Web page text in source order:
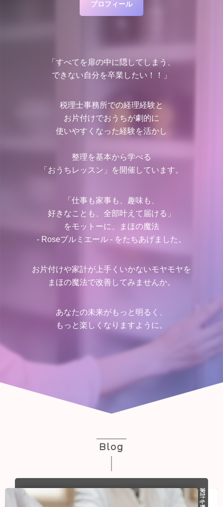
プロフィール
「すべてを扉の中に隠してしまう、
できない自分を卒業したい！！」
税理士事務所での経理経験と
お片付けでおうちが劇的に
使いやすくなった経験を活かし
整理を基本から学べる
「おうちレッスン」を開催しています。
「仕事も家事も、趣味も、
好きなことも、全部叶えて届ける」
をモットーに、まほの魔法
- Roseプルミエール - をたちあげました。
お片付けや家計が上手くいかないモヤモヤを
まほの魔法で改善してみませんか。
あなたの未来がもっと明るく、
もっと楽しくなりますように。
Blog